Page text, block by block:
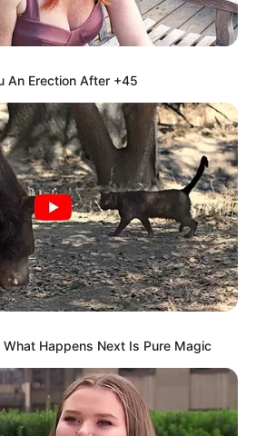
An Erection After +45
Happens Next Is Pure Magic